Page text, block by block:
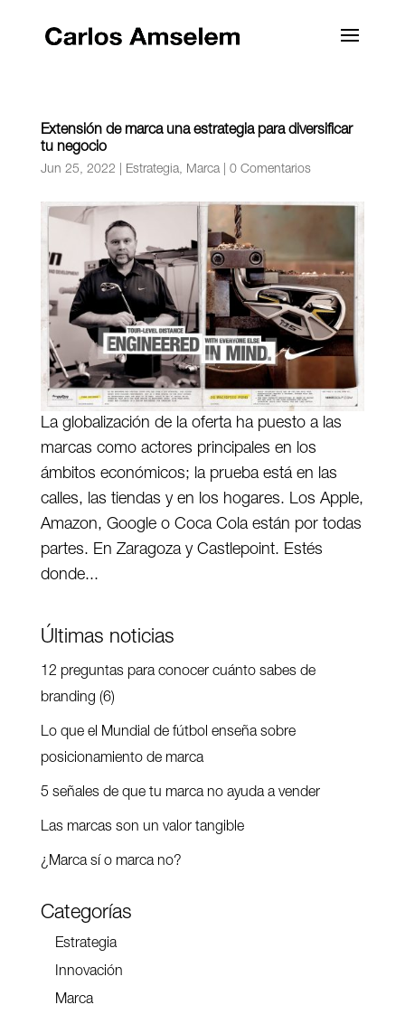
Extensión de marca una estrategia para diversificar
tu negocio
Jun 25, 2022 Estrategia, Marca| 0 Comentarios
La globalización de la oferta ha puesto a las
marcas como actores principales en los
ámbitos económicos; la prueba está en las
calles, las tiendas y en los hogares. Los Apple,
Amazon, Google o Coca Cola están por todas
partes. En Zaragoza y Castlepoint. Estés
donde...
Últimas noticias
12 preguntas para conocer cuánto sabes de
branding (6)
Lo que el Mundial de fútbol enseña sobre
posicionamiento de marca
5 señales de que tu marca no ayuda a vender
Las marcas son un valor tangible
¿Marca sí o marca no?
Categorías
Estrategia
Innovación
Marca